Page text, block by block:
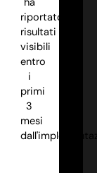
riportato
risultati
visibili
entro
i
primi
3
mesi